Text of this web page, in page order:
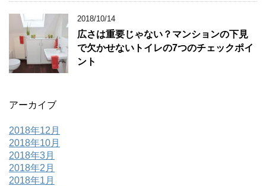
2018/10/14
広さは重要じゃない？マンションの下見
で欠かせないトイレの7つのチェックポイ
ント
アーカイブ
2018年12月
2018年10月
2018年3月
2018年2月
2018年1月